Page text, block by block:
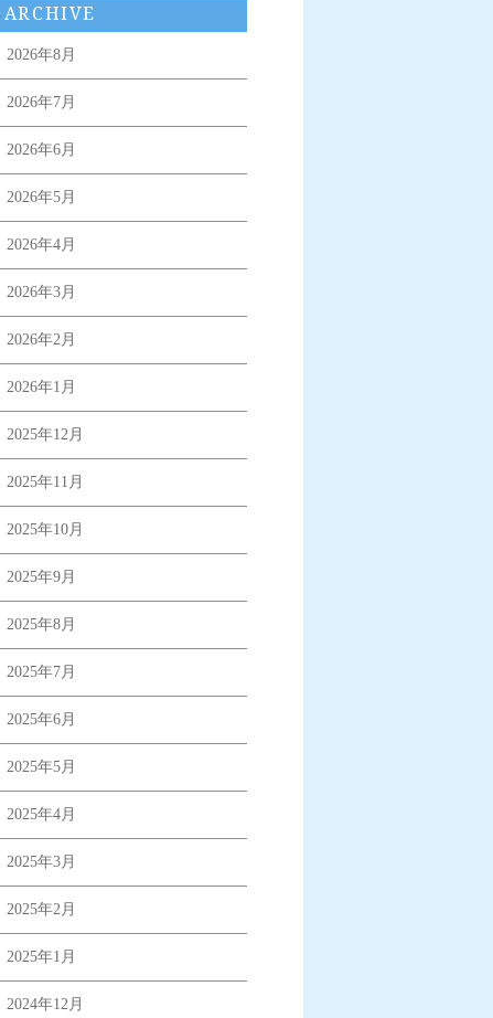
ARCHIVE
2026年8月
2026年7月
2026年6月
2026年5月
2026年4月
2026年3月
2026年2月
2026年1月
2025年12月
2025年11月
2025年10月
2025年9月
2025年8月
2025年7月
2025年6月
2025年5月
2025年4月
2025年3月
2025年2月
2025年1月
2024年12月